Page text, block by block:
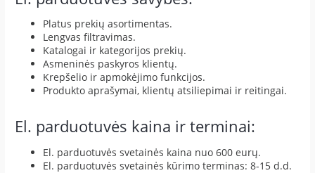
Platus prekių asortimentas.
Lengvas filtravimas.
Katalogai ir kategorijos prekių.
Asmeninės paskyros klientų.
Krepšelio ir apmokėjimo funkcijos.
Produkto aprašymai, klientų atsiliepimai ir reitingai.
El. parduotuvės kaina ir terminai:
El. parduotuvės svetainės kaina nuo 600 eurų.
El. parduotuvės svetainės kūrimo terminas: 8-15 d.d.